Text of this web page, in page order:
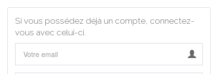
Si vous possédez déjà un compte, connectez-
vous avec celui-ci.